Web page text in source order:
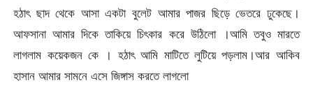
হঠাৎ ছাদ থেকে আসা একটা বুলেট আমার পাজর ছিড়ে ভেতরে ঢুকেছে।
আফসানা আমার দিকে তাকিয়ে চিৎকার করে উঠিলো ।আমি তবুও মারতে
লাগলাম কয়েকজন কে । হঠাৎ আমি মাটিতে লুটিয়ে পড়লাম।আর আকিব
হাসান আমার সামনে এসে জিঙ্গাস করতে লাগলো